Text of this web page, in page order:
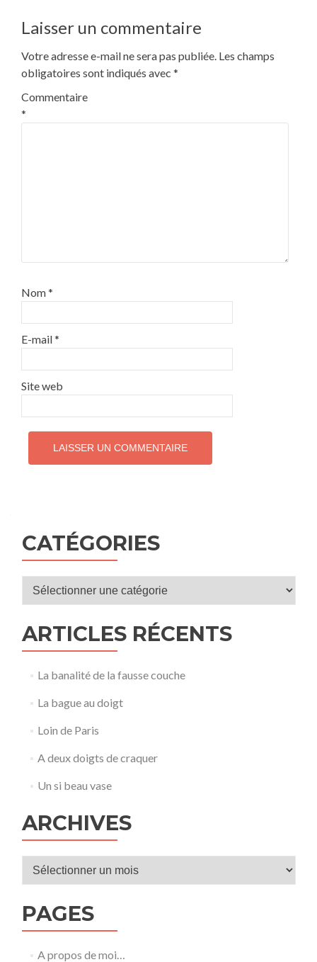
l’article
Laisser un commentaire
Votre adresse e-mail ne sera pas publiée. Les champs
obligatoires sont indiqués avec *
Commentaire
*
Nom*
E-mail*
Site web
CATÉGORIES
Catégories
ARTICLES RÉCENTS
La banalité de la fausse couche
La bague au doigt
Loin de Paris
A deux doigts de craquer
Un si beau vase
ARCHIVES
Archives
PAGES
A propos de moi…